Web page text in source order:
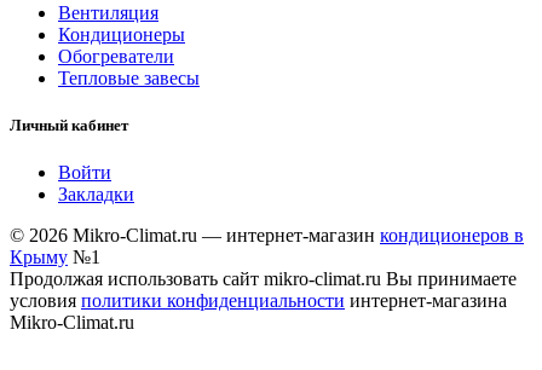
Вентиляция
Кондиционеры
Обогреватели
Тепловые завесы
Личный кабинет
Войти
Закладки
© 2026 Mikro-Climat.ru — интернет-магазин кондиционеров в
Крыму №1
Продолжая использовать сайт mikro-climat.ru Вы принимаете
условия политики конфиденциальности интернет-магазина
Mikro-Climat.ru